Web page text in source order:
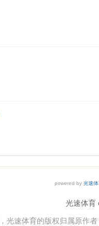
powered by 光速
光速体育
光速体育的版权归属原作